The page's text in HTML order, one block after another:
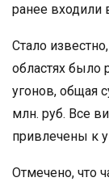
ранее входили
Стало
областях было
угонов, общая
млн. руб. Все
привлечены к
Отмечено, что